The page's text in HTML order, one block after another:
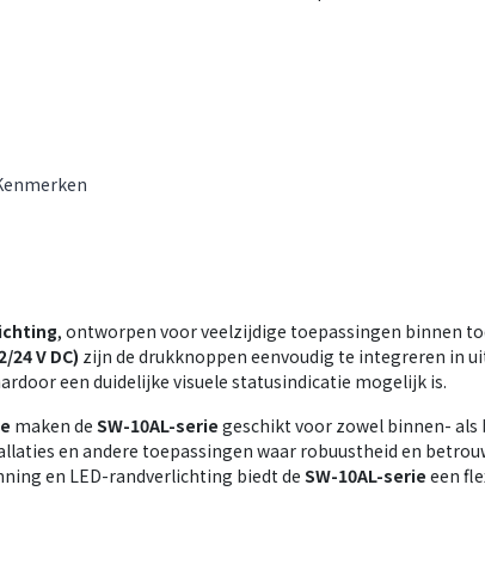
, ontworpen voor veelzijdige toepassingen binnen
V DC) zijn de drukknoppen eenvoudig te integreren in
een duidelijke visuele statusindicatie mogelijk is.
maken de SW-10AL-serie geschikt voor zowel binnen-
en andere toepassingen waar robuustheid en
en LED-randverlichting biedt de SW-10AL-serie een